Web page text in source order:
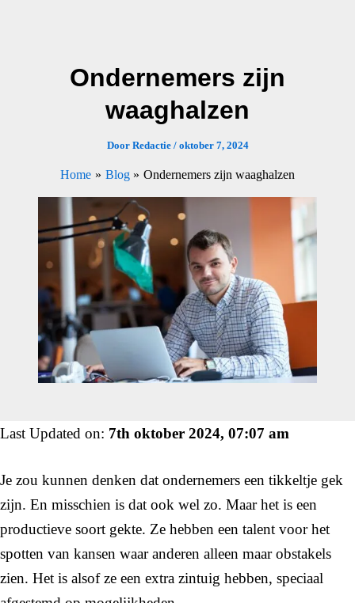
Ondernemers zijn
waaghalzen
Door Redactie / oktober 7, 2024
Home Blog Ondernemers zijn waaghalzen
Last Updated on: 7th oktober 2024, 07:07 am
Je zou kunnen denken dat ondernemers een tikkeltje gek
zijn. En misschien is dat ook wel zo. Maar het is een
productieve soort gekte. Ze hebben een talent voor het
spotten van kansen waar anderen alleen maar obstakels
zien. Het is alsof ze een extra zintuig hebben, speciaal